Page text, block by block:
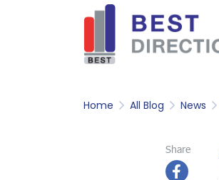
Home All Blog News
Share